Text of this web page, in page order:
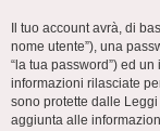
Il tuo account avrà, di
nome utente”), una
“la tua password”) ed
informazioni rilasciate
sono protette dalle
aggiunta alle